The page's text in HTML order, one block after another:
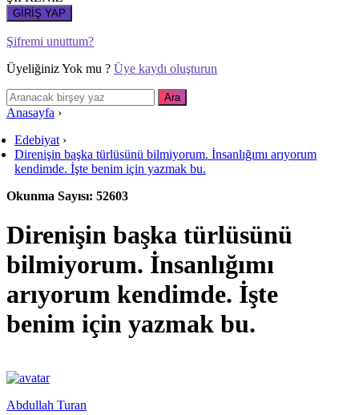
GİRİŞ YAP
Şifremi unuttum?
Üyeliğiniz Yok mu ? Üye kaydı oluşturun
Anasayfa ›
Edebiyat ›
Direnişin başka türlüsünü bilmiyorum. İnsanlığımı arıyorum
kendimde. İşte benim için yazmak bu.
Okunma Sayısı: 52603
Direnişin başka türlüsünü
bilmiyorum. İnsanlığımı
arıyorum kendimde. İşte
benim için yazmak bu.
Abdullah Turan